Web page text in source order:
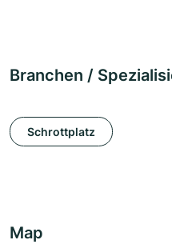
Branchen /
Schrottplatz
Map